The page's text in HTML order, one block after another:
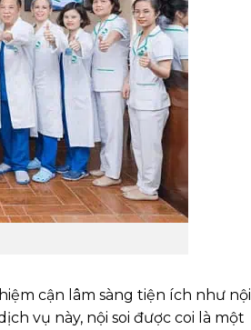
cận lâm sàng tiện ích như nội
vụ này, nội soi được coi là một